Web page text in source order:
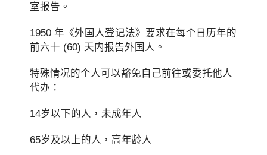
室报告。
1950 年《外国人登记法》要求在每个日历年的
前六十 (60) 天内报告外国人。
特殊情况的个人可以豁免自己前往或委托他人
代办：
14岁以下的人，未成年人
65岁及以上的人，高年龄人